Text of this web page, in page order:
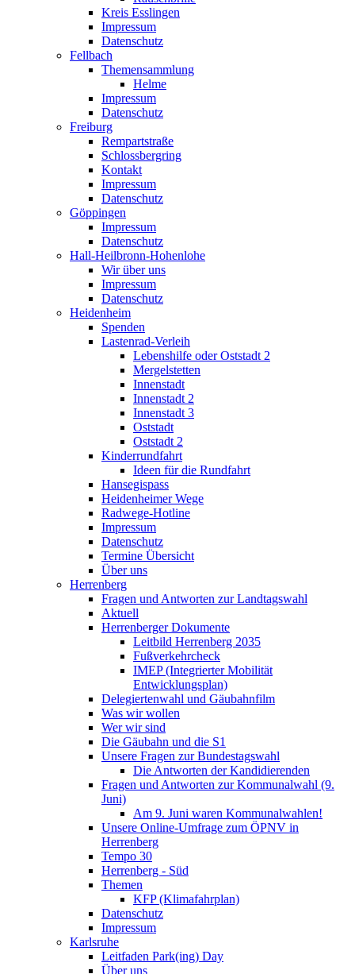
Kreis Esslingen
Impressum
Datenschutz
Fellbach
Themensammlung
Helme
Impressum
Datenschutz
Freiburg
Rempartstraße
Schlossbergring
Kontakt
Impressum
Datenschutz
Göppingen
Impressum
Datenschutz
Hall-Heilbronn-Hohenlohe
Wir über uns
Impressum
Datenschutz
Heidenheim
Spenden
Lastenrad-Verleih
Lebenshilfe oder Oststadt 2
Mergelstetten
Innenstadt
Innenstadt 2
Innenstadt 3
Oststadt
Oststadt 2
Kinderrundfahrt
Ideen für die Rundfahrt
Hansegispass
Heidenheimer Wege
Radwege-Hotline
Impressum
Datenschutz
Termine Übersicht
Über uns
Herrenberg
Fragen und Antworten zur Landtagswahl
Aktuell
Herrenberger Dokumente
Leitbild Herrenberg 2035
Fußverkehrcheck
IMEP (Integrierter Mobilität
Entwicklungsplan)
Delegiertenwahl und Gäubahnfilm
Was wir wollen
Wer wir sind
Die Gäubahn und die S1
Unsere Fragen zur Bundestagswahl
Die Antworten der Kandidierenden
Fragen und Antworten zur Kommunalwahl (9.
Juni)
Am 9. Juni waren Kommunalwahlen!
Unsere Online-Umfrage zum ÖPNV in
Herrenberg
Tempo 30
Herrenberg - Süd
Themen
KFP (Klimafahrplan)
Datenschutz
Impressum
Karlsruhe
Leitfaden Park(ing) Day
Über uns